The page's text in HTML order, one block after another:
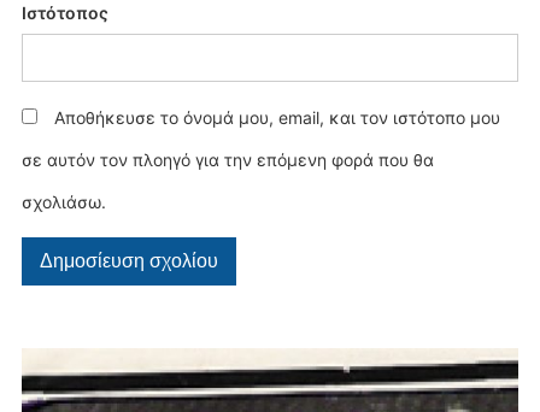
Ιστότοπος
Αποθήκευσε το όνομά μου, email, και τον ιστότοπο μου
σε αυτόν τον πλοηγό για την επόμενη φορά που θα
σχολιάσω.